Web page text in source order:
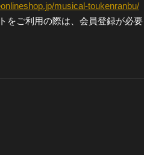
musical-toukenranbu/
をご利用の際は、会員登録が必要